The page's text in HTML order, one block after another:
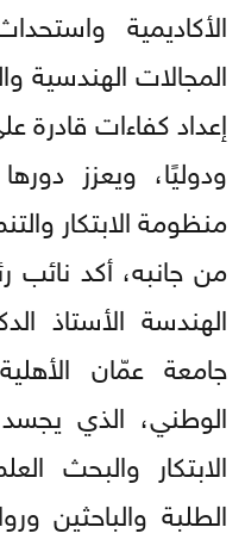
الأكاديمية
المجالات الهندسية
إعداد كفاءات قادرة
ودوليًا، ويعزز
منظومة الابتكار
من جانبه، أكد نائب
الهندسة الأستاذ
جامعة عمّان
الوطني، الذي
الابتكار والبحث
الطلبة والباحثين